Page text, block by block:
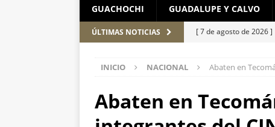
GUACHOCHI GUADALUPE Y CALVO
ÚLTIMAS NOTICIAS [ 7 de agosto de 2026 ]
[ 7 de agosto de 2026 ]
detienen
ESTATAL
INICIO NACIONAL Abaten en
Abaten en